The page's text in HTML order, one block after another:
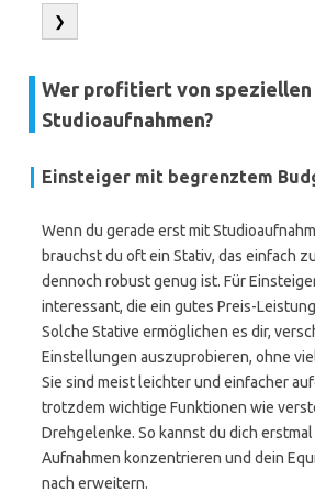
❯
Wer profitiert von
Studioaufnahmen?
Einsteiger mit begrenztem
Wenn du gerade erst mit
brauchst du oft ein Stativ, das einfach
dennoch robust genug ist. Für
interessant, die ein gutes Preis-
Solche Stative ermöglichen es dir,
Einstellungen auszuprobieren, ohne
Sie sind meist leichter und einfacher
trotzdem wichtige Funktionen wie
Drehgelenke. So kannst du dich
Aufnahmen konzentrieren und dein
nach erweitern.